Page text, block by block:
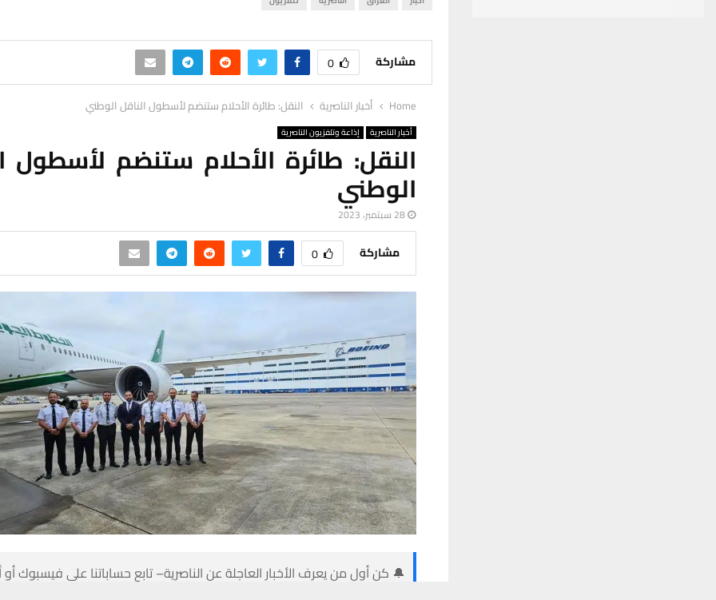
مشاركة 0
Home أخبار الناصرية النقل: طائرة الأحلام ستنضم لأسطول الناقل الوطني
أخبار الناصرية إذاعة وتلفزيون الناصرية
النقل: طائرة الأحلام ستنضم لأسطول
الوطني
28 سبتمبر، 2023
مشاركة 0
🔔 كن أول من يعرف الأخبار العاجلة عن الناصرية– تابع حساباتنا على فيسبوك